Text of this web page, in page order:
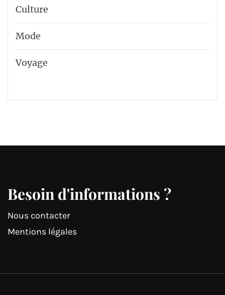
Culture
Mode
Voyage
Besoin d'informations ?
Nous contacter
Mentions légales